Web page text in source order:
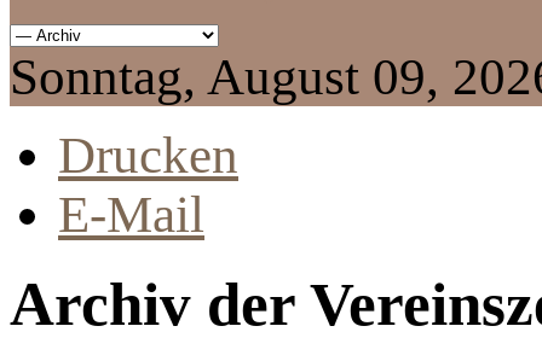
Sonntag, August 09,
Drucken
E-Mail
Archiv der